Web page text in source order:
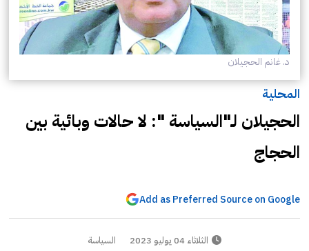
د. غانم الحجيلان
المحلية
الحجيلان لـ"السياسة ": لا حالات وبائية بين
الحجاج
Add as Preferred Source on Google
الثلاثاء 04 يوليو 2023 السياسة